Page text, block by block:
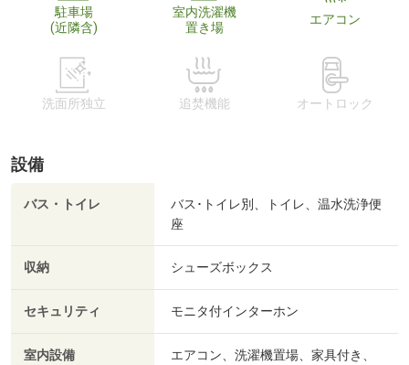
駐車場
(近隣含)
室内洗濯機
置き場
エアコン
洗面所独立 追焚機能 オートロック
設備
バス・トイレ
バス･トイレ別、トイレ、温水洗浄便
座
収納 シューズボックス
セキュリティ モニタ付インターホン
室内設備
エアコン、洗濯機置場、家具付き、